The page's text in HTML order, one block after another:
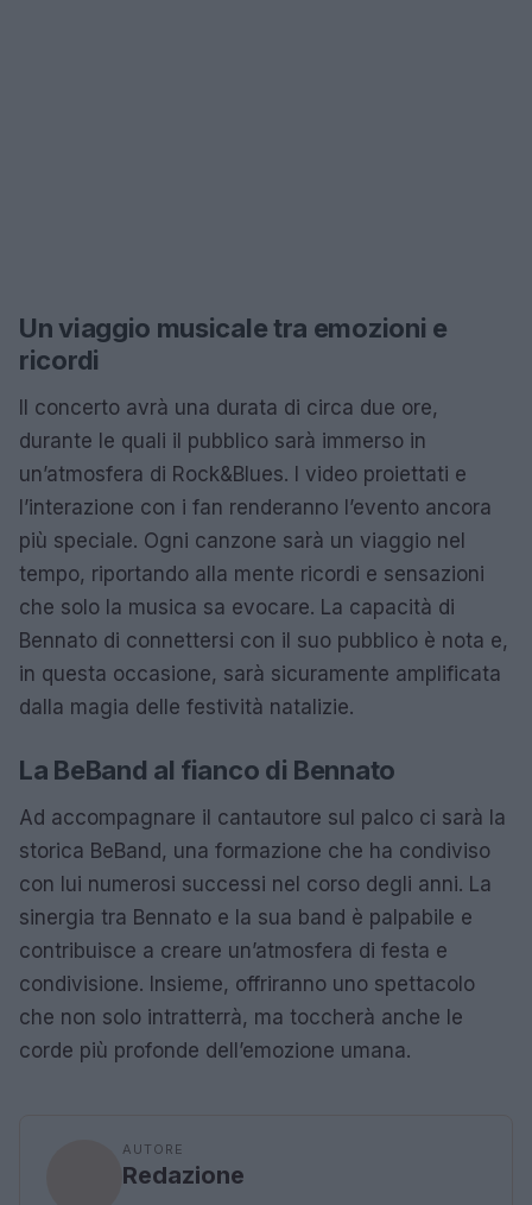
Un viaggio musicale tra emozioni e
ricordi
Il concerto avrà una durata di circa due ore,
durante le quali il pubblico sarà immerso in
un’atmosfera di Rock&Blues. I video proiettati e
l’interazione con i fan renderanno l’evento ancora
più speciale. Ogni canzone sarà un viaggio nel
tempo, riportando alla mente ricordi e sensazioni
che solo la musica sa evocare. La capacità di
Bennato di connettersi con il suo pubblico è nota e,
in questa occasione, sarà sicuramente amplificata
dalla magia delle festività natalizie.
La BeBand al fianco di Bennato
Ad accompagnare il cantautore sul palco ci sarà la
storica BeBand, una formazione che ha condiviso
con lui numerosi successi nel corso degli anni. La
sinergia tra Bennato e la sua band è palpabile e
contribuisce a creare un’atmosfera di festa e
condivisione. Insieme, offriranno uno spettacolo
che non solo intratterrà, ma toccherà anche le
corde più profonde dell’emozione umana.
AUTORE
Redazione